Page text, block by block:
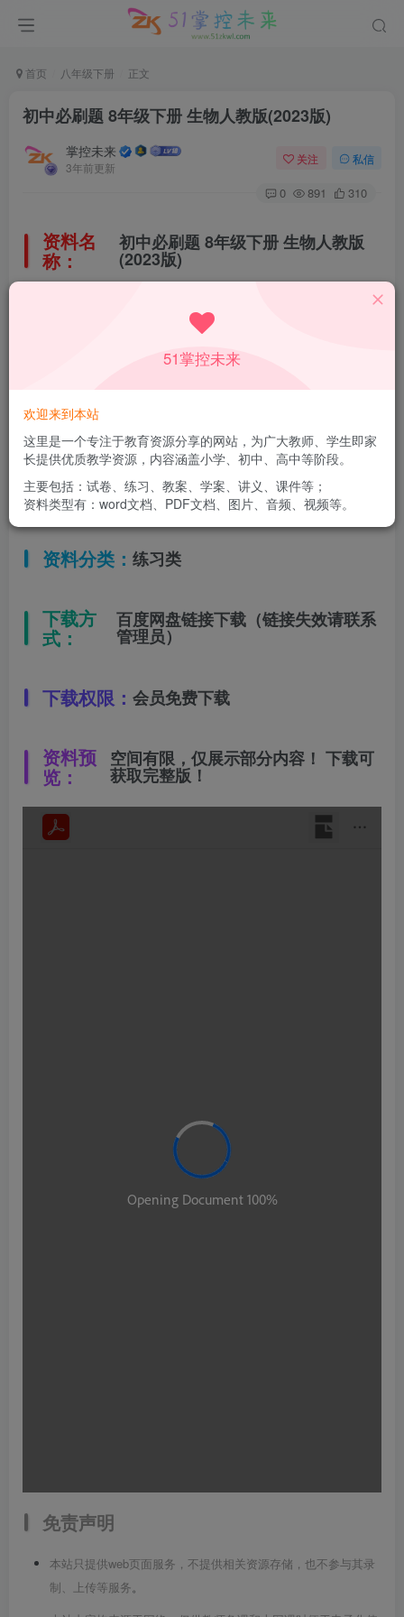
首页 八年级下册 正文
初中必刷题 8年级下册 生物人教版(2023版)
掌控未来
3年前更新
关注 私信
0 891 310
资料名
称：
初中必刷题 8年级下册 生物人教版
(2023版)
适用年级：八年级下册
文件类型：高清PDF
资料分类： 练习类
下载方
式：
百度网盘链接下载（链接失效请联系
管理员）
下载权限： 会员免费下载
资料预
览：
空间有限，仅展示部分内容！ 下载可
获取完整版！
免责声明
本站只提供web页面服务，不提供相关资源存储，也不参与其录
制、上传等服务。
51掌控未来
欢迎来到本站
这里是一个专注于教育资源分享的网站，为广大教师、学生即家
长提供优质教学资源，内容涵盖小学、初中、高中等阶段。
主要包括：试卷、练习、教案、学案、讲义、课件等；
资料类型有：word文档、PDF文档、图片、音频、视频等。